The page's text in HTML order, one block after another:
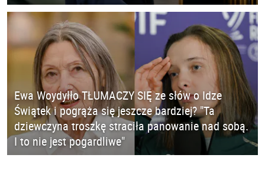
Ewa Woydyłło TŁUMACZY SIĘ ze słów o Idze
Świątek i pogrąża się jeszcze bardziej? "Ta
dziewczyna troszkę straciła panowanie nad sobą.
I to nie jest pogardliwe"